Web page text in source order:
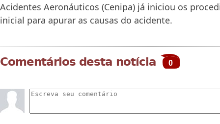
Acidentes Aeronáuticos (Cenipa) já iniciou os
inicial para apurar as causas do acidente.
Comentários desta notícia 0